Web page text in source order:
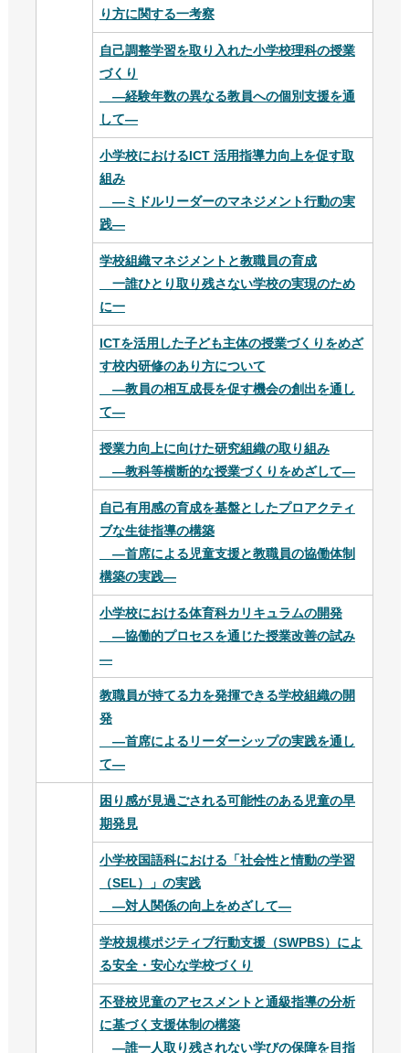
り方に関する一考察
自己調整学習を取り入れた小学校理科の授業
づくり
―経験年数の異なる教員への個別支援を通
して―
⼩学校におけるICT 活⽤指導⼒向上を促す取
組み
―ミドルリーダーのマネジメント⾏動の実
践―
学校組織マネジメントと教職員の育成
一誰ひとり取り残さない学校の実現のため
に一
ICTを活用した子ども主体の授業づくりをめざ
す校内研修のあり方について
—教員の相互成長を促す機会の創出を通し
て—
授業⼒向上に向けた研究組織の取り組み
―教科等横断的な授業づくりをめざして―
自己有用感の育成を基盤としたプロアクティ
ブな生徒指導の構築
―首席による児童支援と教職員の協働体制
構築の実践―
小学校における体育科カリキュラムの開発
―協働的プロセスを通じた授業改善の試み
―
教職員が持てる力を発揮できる学校組織の開
発
―首席によるリーダーシップの実践を通し
て―
困り感が見過ごされる可能性のある児童の早
期発見
小学校国語科における「社会性と情動の学習
（SEL）」の実践
―対人関係の向上をめざして—
学校規模ポジティブ行動支援（SWPBS）によ
る安全・安心な学校づくり
不登校児童のアセスメントと通級指導の分析
に基づく支援体制の構築
—誰一人取り残されない学びの保障を目指